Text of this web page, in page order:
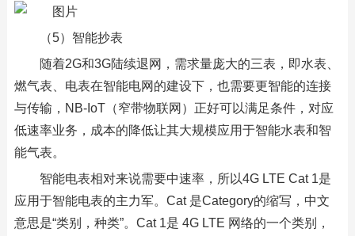
（5）智能抄表
随着2G和3G陆续退网，需求量庞大的三表，即水表、
燃气表、电表在智能电网的建设下，也需要更智能的连接
与传输，NB-IoT（窄带物联网）正好可以满足条件，对应
低速率业务，成本的降低让其大规模应用于智能水表和智
能气表。
智能电表相对来说需要中速率，所以4G LTE Cat 1是
应用于智能电表的主力军。Cat 是Category的缩写，中文
意思是“类别，种类”。Cat 1是 4G LTE 网络的一个类别，